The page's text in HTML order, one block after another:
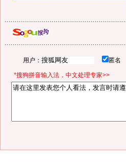
用户： 匿名
*搜狗拼音输入法，中文处理专家>>